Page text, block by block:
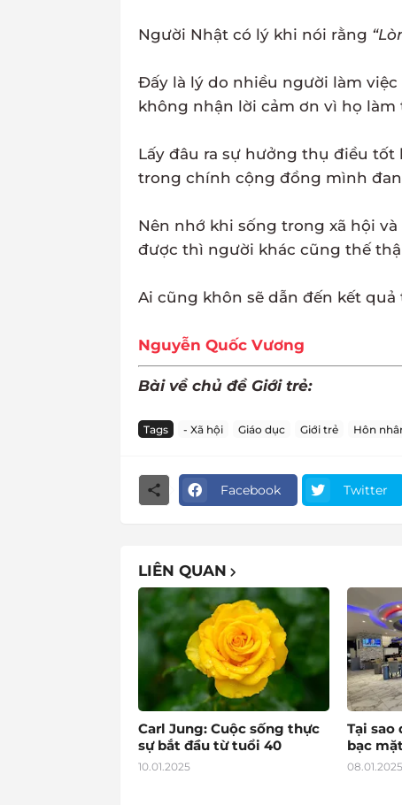
Người Nhật có lý khi nói rằng
Đấy là lý do nhiều người làm
không nhận lời cảm ơn vì họ
Lấy đâu ra sự hưởng thụ điều
trong chính cộng đồng mình
Nên nhớ khi sống trong xã hội
được thì người khác cũng thế
Ai cũng khôn sẽ dẫn đến kết
Nguyễn Quốc Vương
Bài về chủ đề Giới trẻ:
Tags - Xã hội Giáo dục Giới trẻ Hôn
Facebook Twitter
LIÊN QUAN
Carl Jung: Cuộc sống thực
sự bắt đầu từ tuổi 40
10.01.2025
Tại sao
bạc
08.01.2025